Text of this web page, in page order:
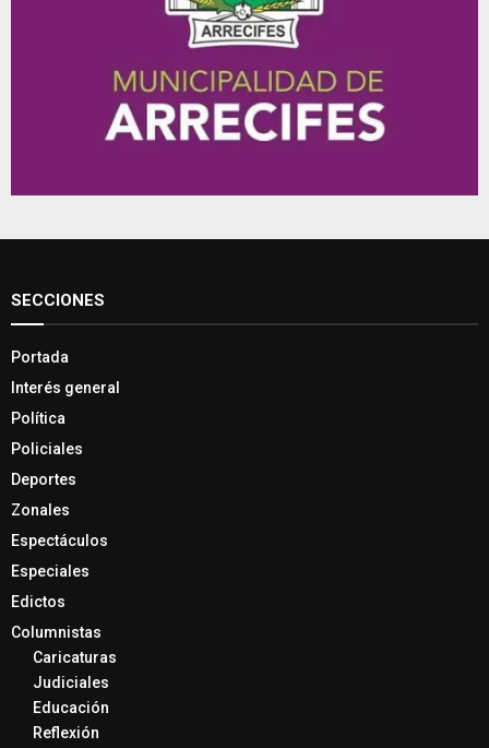
SECCIONES
Portada
Interés general
Política
Policiales
Deportes
Zonales
Espectáculos
Especiales
Edictos
Columnistas
Caricaturas
Judiciales
Educación
Reflexión